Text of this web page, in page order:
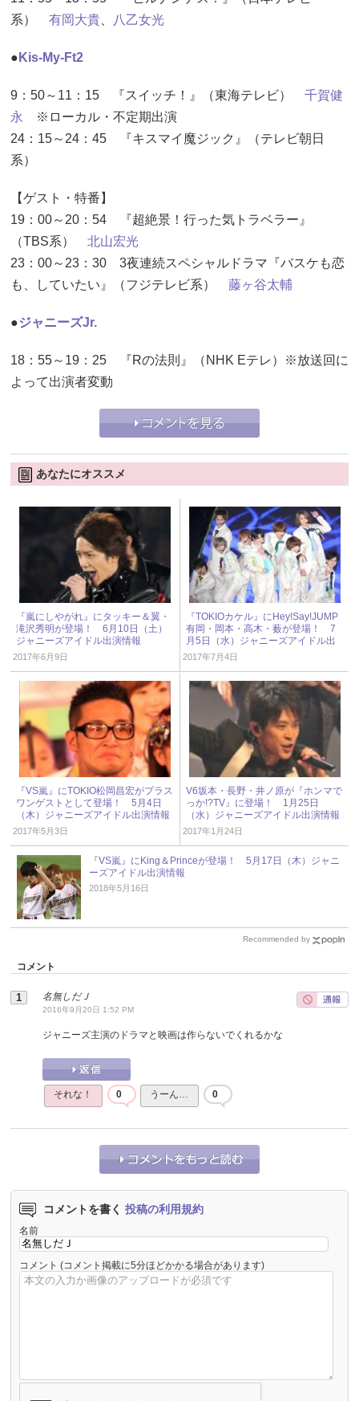
系） 有岡大貴 八乙女光
● Kis-My-Ft2
9：50～11：15 『スイッチ！』（東海テレビ） 千賀健
永
※ローカル・不定期出演
24：15～24：45 『キスマイ魔ジック』（テレビ朝日
系）
【ゲスト・特番】
19：00～20：54 『超絶景！行った気トラベラー』
（TBS系） 北山宏光
23：00～23：30 3夜連続スペシャルドラマ『バスケも恋
も、していたい』（フジテレビ系） 藤ヶ谷太輔
●ジャニーズJr.
18：55～19：25 『Rの法則』（NHK Eテレ）※放送回に
よって出演者変動
あなたにオススメ
『嵐にしやがれ』にタッキー＆翼・
滝沢秀明が登場！ 6月10日（土）
ジャニーズアイドル出演情報
2017年6月9日
『TOKIOカケル』にHey!Say!JUMP
有岡・岡本・高木・薮が登場！ 7
月5日（水）ジャニーズアイドル出
演情報
2017年7月4日
『VS嵐』にTOKIO松岡昌宏がプラス
ワンゲストとして登場！ 5月4日
（木）ジャニーズアイドル出演情報
2017年5月3日
V6坂本・長野・井ノ原が『ホンマで
っか!?TV』に登場！ 1月25日
（水）ジャニーズアイドル出演情報
2017年1月24日
『VS嵐』にKing＆Princeが登場！ 5月17日（木）ジャニ
ーズアイドル出演情報
2018年5月16日
Recommended by
コメント
名無しだＪ
2016年9月20日 1:52 PM
ジャニーズ主演のドラマと映画は作らないでくれるかな
それな！ 0 うーん… 0
コメントを書く 投稿の利用規約
名前
コメント (コメント掲載に5分ほどかかる場合があります)